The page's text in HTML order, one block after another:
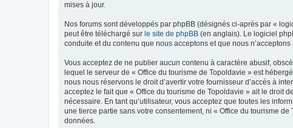
mises à jour.
Nos forums sont développés par phpBB (désignés ci-après par «
peut être téléchargé sur le site de phpBB (en anglais). Le logiciel
conduite et du contenu que nous acceptons et que nous
Vous acceptez de ne publier aucun contenu à caractère abusif,
lequel le serveur de « Office du tourisme de Topoldavie » est
nous nous réservons le droit d’avertir votre fournisseur d’accès à
acceptez le fait que « Office du tourisme de Topoldavie » ait le droit
nécessaire. En tant qu’utilisateur, vous acceptez que toutes les
une tierce partie sans votre consentement, ni « Office du tourisme
données.